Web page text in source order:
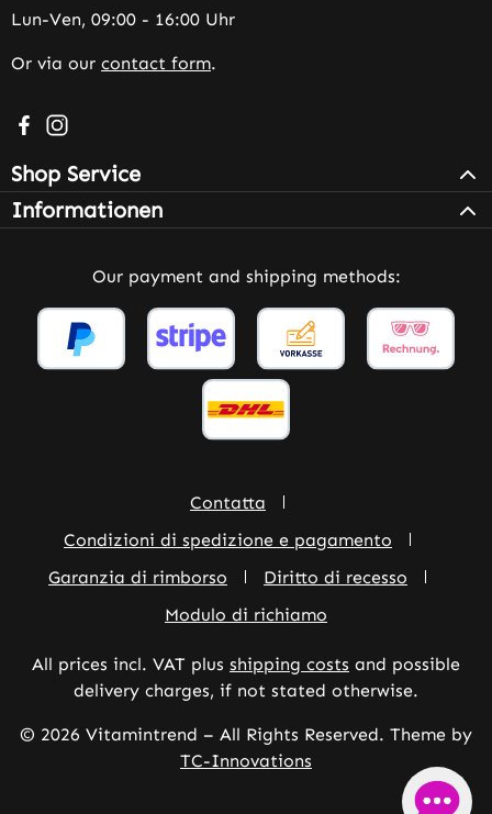
Lun-Ven, 09:00 - 16:00 Uhr
Or via our contact form.
Visit us on Facebook – opens in a new browser tab
Check us out on Instagram – opens in a new
Shop Service
Informationen
Our payment and shipping methods:
Contatta
Condizioni di spedizione e pagamento
Garanzia di rimborso
Diritto di recesso
Modulo di richiamo
All prices incl. VAT plus shipping costs and possible
delivery charges, if not stated otherwise.
© 2026 Vitamintrend – All Rights Reserved. Theme by
TC-Innovations